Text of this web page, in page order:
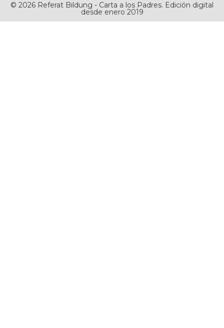
© 2026 Referat Bildung - Carta a los Padres. Edición digital
desde enero 2019